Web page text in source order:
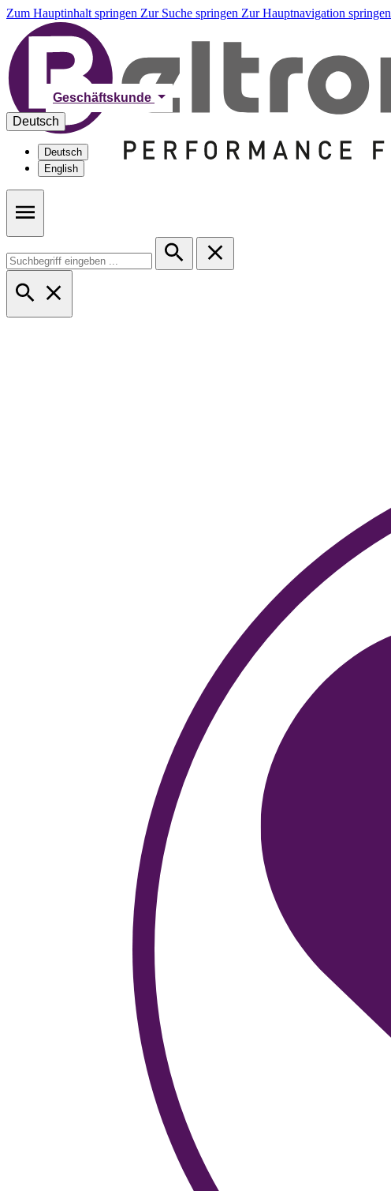
Zum Hauptinhalt springen Zur Suche springen Zur Hauptnavigation springen
Geschäftskunde
Deutsch
Deutsch
English